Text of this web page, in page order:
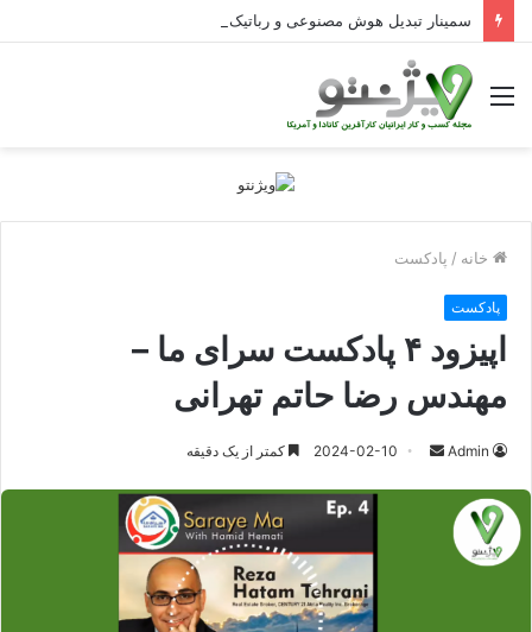
منو
خانه / پادکست
پادکست
اپیزود ۴ پادکست سرای ما –
مهندس رضا حاتم تهرانی
Admin
ارسال2024-02-10 کمتر از یک دقیقه